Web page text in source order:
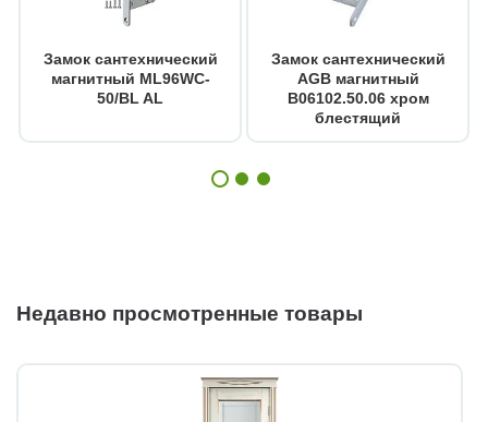
Замок сантехнический
магнитный ML96WC-
50/BL AL
Замок сантехнический
AGB магнитный
B06102.50.06 хром
блестящий
Недавно просмотренные товары